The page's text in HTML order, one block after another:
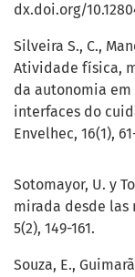
dx.doi.org/
Silveira S., C.,
Atividade física,
da autonomia
interfaces do
Envelhec, 16(1),
Sotomayor, U. y
mirada desde las
5(2), 149-161.
Souza, E.,